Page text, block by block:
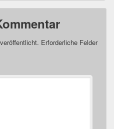
Erforderliche Felder